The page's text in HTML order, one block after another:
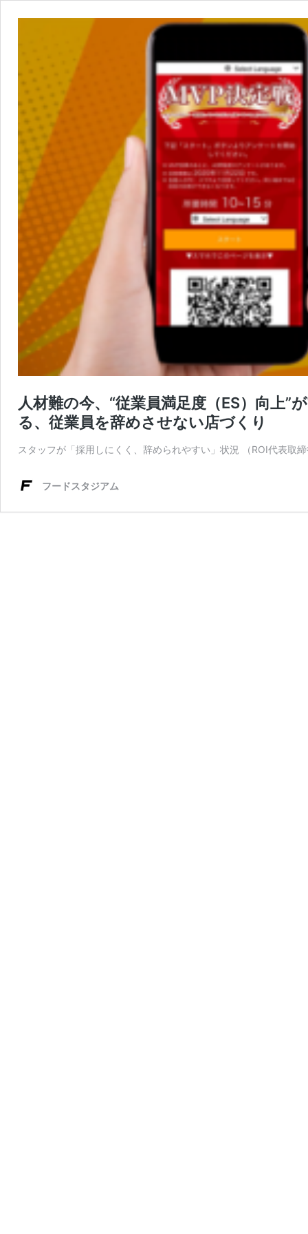
人材難の今、“従業員満足度（ES）向上
る、従業員を辞めさせない店づくり
スタッフが「採用しにくく、辞められやすい」状況 （ROI代表取
フードスタジアム